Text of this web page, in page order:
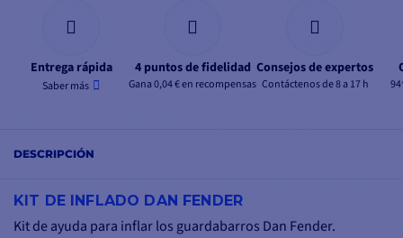
Entrega rápida
Saber más
4 puntos de fidelidad
Gana 0,04 € en recompensas
Consejos de expertos
Contáctenos de 8 a 17 h
DESCRIPCIÓN
KIT DE INFLADO DAN FENDER
Kit de ayuda para inflar los guardabarros Dan Fender.